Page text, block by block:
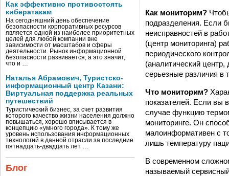
Как эффективно противостоять
кибератакам
На сегодняшний день обеспечение
безопасности корпоративных ресурсов
является одной из наиболее приоритетных
целей для любой компании вне
зависимости от масштабов и сферы
деятельности. Рынок информационной
безопасности развивается, а это значит,
что и …
Наталья Абрамович, Туристско-
информационный центр Казани:
Виртуальная поддержка реальных
путешествий
Туристический бизнес, за счет развития
которого качество жизни населения должно
повышаться, хорошо вписывается в
концепцию «умного города». К тому же
уровень использования информационных
технологий в данной отрасли за последние
пятнадцать-двадцать лет …
Блог
Как мониторим?
подразделения. Если
неисправностей в
(центр мониторинга)
периодического
(аналитический
серьезные различия в
Что мониторим?
показателей. Если вы
случае функцию
мониторинге. Он
малоинформативен с
лишь температуру
В современном
называемый